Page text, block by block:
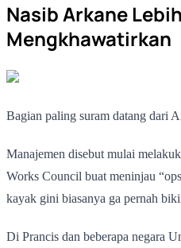
Nasib Arkane Lebih
Mengkhawatirkan
Bagian paling suram datang dari
Manajemen disebut mulai
Works Council buat meninjau
kayak gini biasanya ga pernah
Di Prancis dan beberapa negara